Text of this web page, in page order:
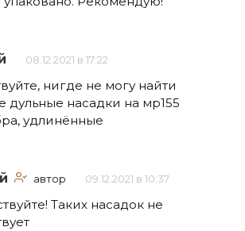
08.12.2021 в 17:22
нигде не могу найти
дульные насадки на мр155
удлинённые
автор 09.12.2021 в 10:37
Таких насадок не